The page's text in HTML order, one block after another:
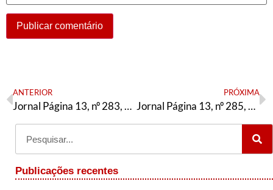
ANTERIOR
Jornal Página 13, nº 283, Julho/2025
PRÓXIMA
Jornal Página 13, nº 285, Agosto/2025
Publicações recentes